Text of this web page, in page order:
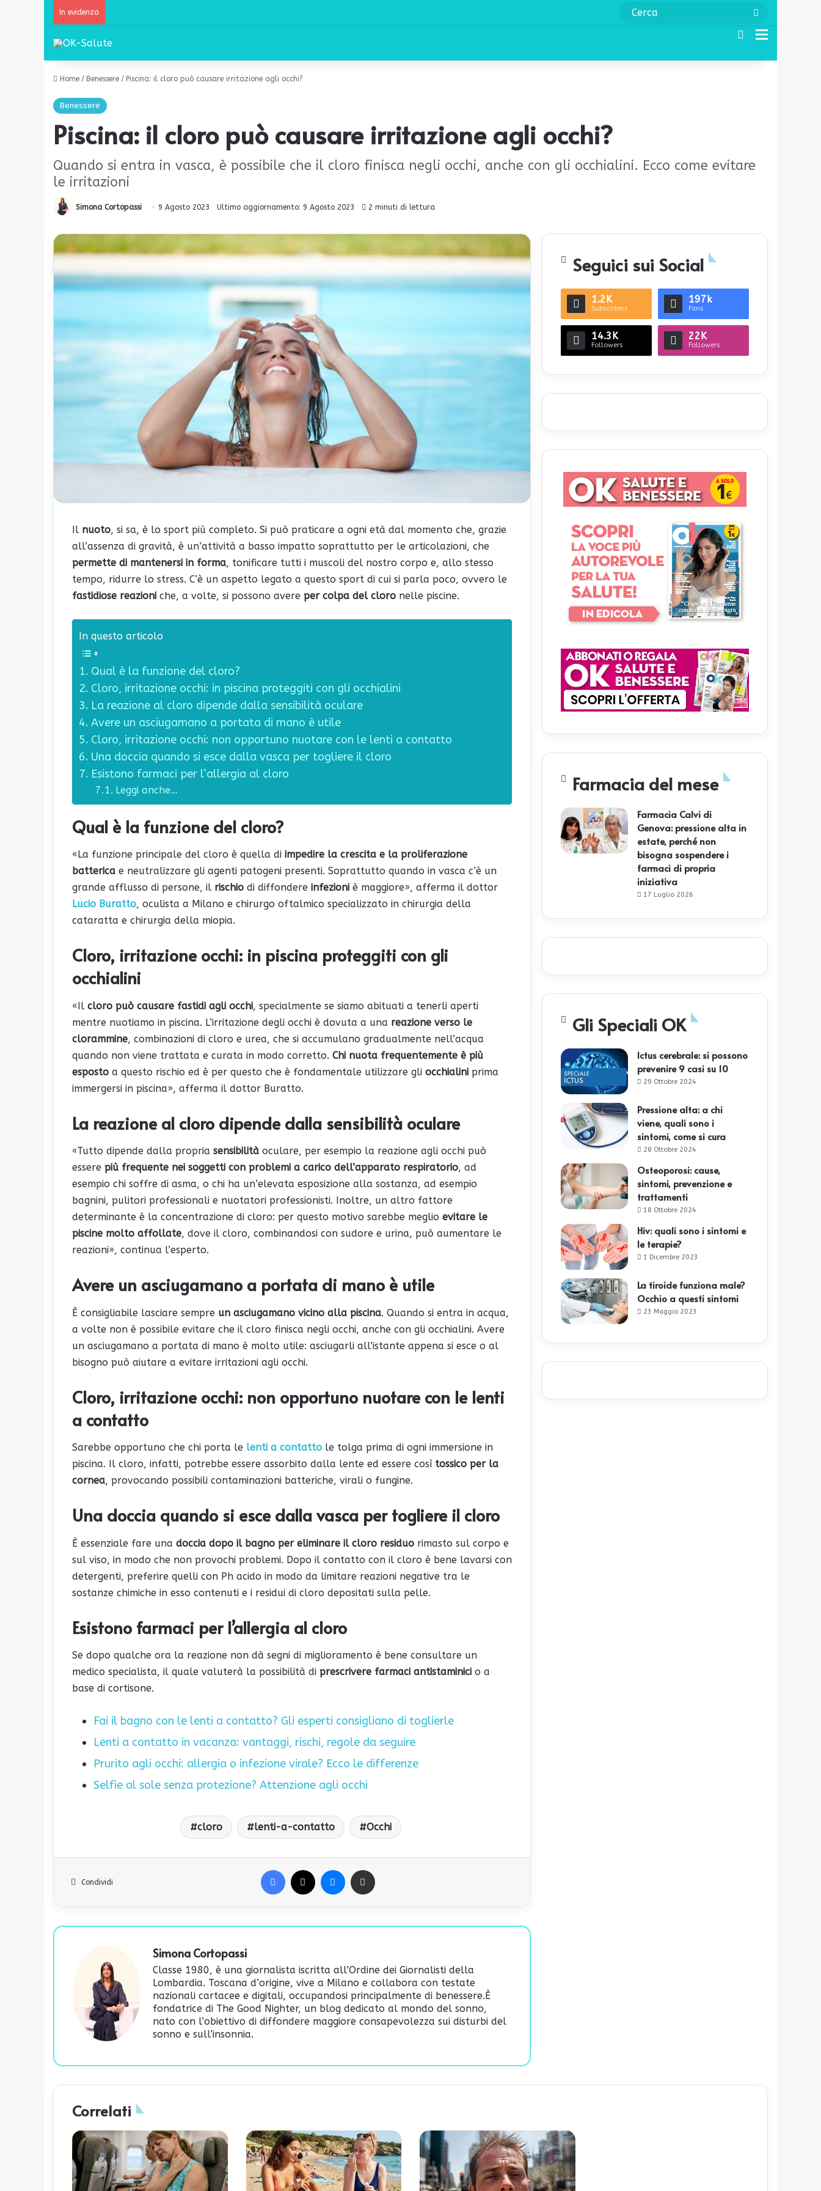
In evidenza
Cerca
Home / Benessere / Piscina: il cloro può causare irritazione agli occhi?
Benessere
Piscina: il cloro può causare irritazione agli occhi?
Quando si entra in vasca, è possibile che il cloro finisca negli occhi, anche con gli occhialini. Ecco come evitare
le irritazioni
Simona Cortopassi 9 Agosto 2023 Ultimo aggiornamento: 9 Agosto 2023 2 minuti di lettura
Il nuoto, si sa, è lo sport più completo. Si può praticare a ogni età dal momento che, grazie
all’assenza di gravità, è un’attività a basso impatto soprattutto per le articolazioni, che
permette di mantenersi in forma, tonificare tutti i muscoli del nostro corpo e, allo stesso
tempo, ridurre lo stress. C’è un aspetto legato a questo sport di cui si parla poco, ovvero le
fastidiose reazioni che, a volte, si possono avere per colpa del cloro nelle piscine.
In questo articolo
Qual è la funzione del cloro?
Cloro, irritazione occhi: in piscina proteggiti con gli occhialini
La reazione al cloro dipende dalla sensibilità oculare
Avere un asciugamano a portata di mano è utile
Cloro, irritazione occhi: non opportuno nuotare con le lenti a contatto
Una doccia quando si esce dalla vasca per togliere il cloro
Esistono farmaci per l’allergia al cloro
Leggi anche…
Qual è la funzione del cloro?
«La funzione principale del cloro è quella di impedire la crescita e la proliferazione
batterica e neutralizzare gli agenti patogeni presenti. Soprattutto quando in vasca c’è un
grande afflusso di persone, il rischio di diffondere infezioni è maggiore», afferma il dottor
Lucio Buratto, oculista a Milano e chirurgo oftalmico specializzato in chirurgia della
cataratta e chirurgia della miopia.
Cloro, irritazione occhi: in piscina proteggiti con gli
occhialini
«Il cloro può causare fastidi agli occhi, specialmente se siamo abituati a tenerli aperti
mentre nuotiamo in piscina. L’irritazione degli occhi è dovuta a una reazione verso le
clorammine, combinazioni di cloro e urea, che si accumulano gradualmente nell’acqua
quando non viene trattata e curata in modo corretto. Chi nuota frequentemente è più
esposto a questo rischio ed è per questo che è fondamentale utilizzare gli occhialini prima
immergersi in piscina», afferma il dottor Buratto.
La reazione al cloro dipende dalla sensibilità oculare
«Tutto dipende dalla propria sensibilità oculare, per esempio la reazione agli occhi può
essere più frequente nei soggetti con problemi a carico dell’apparato respiratorio, ad
esempio chi soffre di asma, o chi ha un’elevata esposizione alla sostanza, ad esempio
bagnini, pulitori professionali e nuotatori professionisti. Inoltre, un altro fattore
determinante è la concentrazione di cloro: per questo motivo sarebbe meglio evitare le
piscine molto affollate, dove il cloro, combinandosi con sudore e urina, può aumentare le
reazioni», continua l’esperto.
Avere un asciugamano a portata di mano è utile
È consigliabile lasciare sempre un asciugamano vicino alla piscina. Quando si entra in acqua,
a volte non è possibile evitare che il cloro finisca negli occhi, anche con gli occhialini. Avere
un asciugamano a portata di mano è molto utile: asciugarli all’istante appena si esce o al
bisogno può aiutare a evitare irritazioni agli occhi.
Cloro, irritazione occhi: non opportuno nuotare con le lenti
a contatto
Sarebbe opportuno che chi porta le lenti a contatto le tolga prima di ogni immersione in
piscina. Il cloro, infatti, potrebbe essere assorbito dalla lente ed essere così tossico per la
cornea, provocando possibili contaminazioni batteriche, virali o fungine.
Una doccia quando si esce dalla vasca per togliere il cloro
È essenziale fare una doccia dopo il bagno per eliminare il cloro residuo rimasto sul corpo e
sul viso, in modo che non provochi problemi. Dopo il contatto con il cloro è bene lavarsi con
detergenti, preferire quelli con Ph acido in modo da limitare reazioni negative tra le
sostanze chimiche in esso contenuti e i residui di cloro depositati sulla pelle.
Esistono farmaci per l’allergia al cloro
Se dopo qualche ora la reazione non dà segni di miglioramento è bene consultare un
medico specialista, il quale valuterà la possibilità di prescrivere farmaci antistaminici o a
base di cortisone.
Fai il bagno con le lenti a contatto? Gli esperti consigliano di toglierle
Lenti a contatto in vacanza: vantaggi, rischi, regole da seguire
Prurito agli occhi: allergia o infezione virale? Ecco le differenze
Selfie al sole senza protezione? Attenzione agli occhi
cloro lenti-a-contatto Occhi
Condividi
Simona Cortopassi
Classe 1980, è una giornalista iscritta all’Ordine dei Giornalisti della
Lombardia. Toscana d’origine, vive a Milano e collabora con testate
nazionali cartacee e digitali, occupandosi principalmente di benessere.È
fondatrice di The Good Nighter, un blog dedicato al mondo del sonno,
nato con l’obiettivo di diffondere maggiore consapevolezza sui disturbi del
sonno e sull’insonnia.
Seguici sui Social
1.2K
Subscribers
197k
Fans
14.3K
Followers
22K
Followers
Farmacia del mese
Farmacia Calvi di
Genova: pressione alta in
estate, perché non
bisogna sospendere i
farmaci di propria
iniziativa
17 Luglio 2026
Gli Speciali OK
Ictus cerebrale: si possono
prevenire 9 casi su 10
29 Ottobre 2024
Pressione alta: a chi
viene, quali sono i
sintomi, come si cura
28 Ottobre 2024
Osteoporosi: cause,
sintomi, prevenzione e
trattamenti
18 Ottobre 2024
Hiv: quali sono i sintomi e
le terapie?
1 Dicembre 2023
La tiroide funziona male?
Occhio a questi sintomi
23 Maggio 2023
Correlati